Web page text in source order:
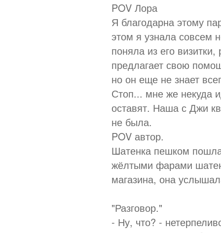
POV Лора
Я благодарна этому
этом я узнала совсем
поняла из его
предлагает свою
но он еще не знает
Стоп... мне же некуда
оставят. Наша с Джи
не была.
POV автор.
Шатенка пешком
жёлтыми фарами
магазина, она
"Разговор."
- Ну, что? -